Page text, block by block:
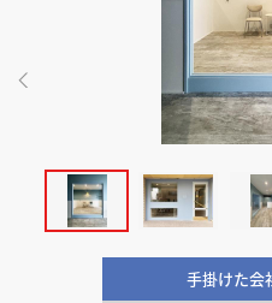
設計・施
店舗開業・改装をご
手掛けた会